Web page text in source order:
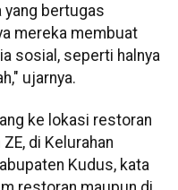
yang bertugas
mereka membuat
sosial, seperti halnya
ujarnya.
ke lokasi restoran
di Kelurahan
Kudus, kata